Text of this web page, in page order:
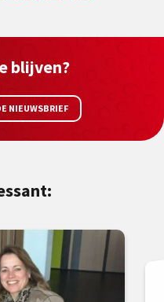
blijven?
NIEUWSBRIEF